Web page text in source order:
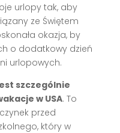
urlopy tak, aby
ze Świętem
okazja, by
o dodatkowy dzień
urlopowych.
szczególnie
w USA. To
przed
który w